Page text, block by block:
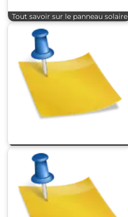
Tout savoir sur le panneau solaire